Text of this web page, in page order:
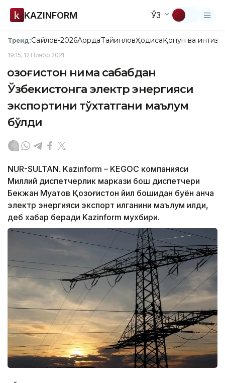
KAZINFORM ЎЗ
Тренд:Сайлов-2026АқордаТайинловҲодисаҚонун ва
19:15, 12 Ноябр 2021
Қозоғистон нима сабабдан
Ўзбекистонга электр энергияси
экспортини тўхтатгани маълум
бўлди
NUR-SULTAN. Kazinform – KEGOC компанияси
Миллий диспетчерлик маркази бош диспетчери
Бекжан Муқатов Қозоғистон йил бошидан буён қанча
электр энергияси экспорт қилганини маълум қилди,
деб хабар беради Kazinform мухбири.